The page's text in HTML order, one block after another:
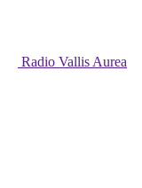
Radio Vallis Aurea